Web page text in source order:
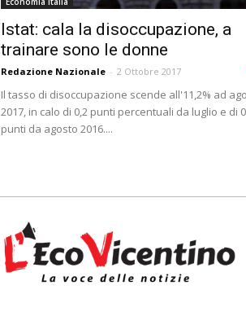
Istat: cala la disoccupazione, a
trainare sono le donne
Redazione Nazionale - 2 Ottobre 2017
Il tasso di disoccupazione scende all'11,2% ad
2017, in calo di 0,2 punti percentuali da luglio e di
punti da agosto 2016....